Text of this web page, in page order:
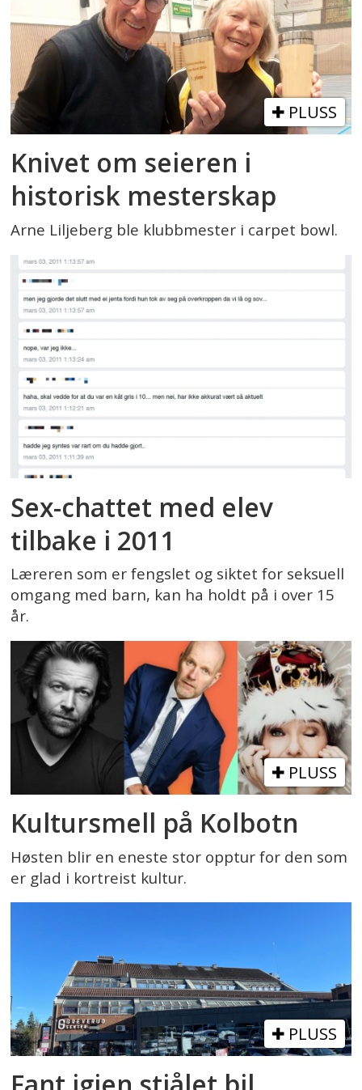
PLUSS
Knivet om seieren i
historisk mesterskap
Arne Liljeberg ble klubbmester i carpet bowl.
Sex-chattet med elev
tilbake i 2011
Læreren som er fengslet og siktet for seksuell
omgang med barn, kan ha holdt på i over 15
år.
PLUSS
Kultursmell på Kolbotn
Høsten blir en eneste stor opptur for den som
er glad i kortreist kultur.
PLUSS